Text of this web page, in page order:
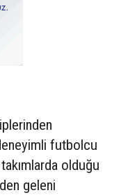
futbolcu
olduğu
geleni